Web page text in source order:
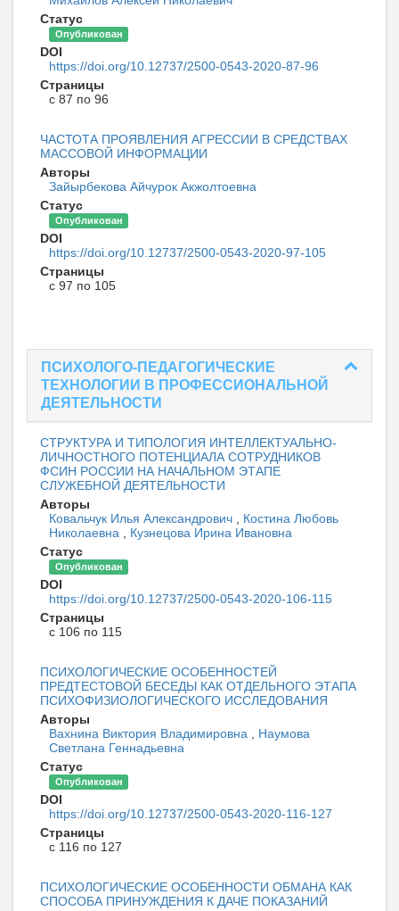
Статус
Опубликован
DOI
https://doi.org/10.12737/2500-0543-2020-87-96
Страницы
с 87 по 96
ЧАСТОТА ПРОЯВЛЕНИЯ АГРЕССИИ В СРЕДСТВАХ
МАССОВОЙ ИНФОРМАЦИИ
Авторы
Зайырбекова Айчурок Акжолтоевна
Статус
Опубликован
DOI
https://doi.org/10.12737/2500-0543-2020-97-105
Страницы
с 97 по 105
ПСИХОЛОГО-ПЕДАГОГИЧЕСКИЕ
ТЕХНОЛОГИИ В ПРОФЕССИОНАЛЬНОЙ
ДЕЯТЕЛЬНОСТИ
СТРУКТУРА И ТИПОЛОГИЯ ИНТЕЛЛЕКТУАЛЬНО-
ЛИЧНОСТНОГО ПОТЕНЦИАЛА СОТРУДНИКОВ
ФСИН РОССИИ НА НАЧАЛЬНОМ ЭТАПЕ
СЛУЖЕБНОЙ ДЕЯТЕЛЬНОСТИ
Авторы
Ковальчук Илья Александрович
Костина Любовь
Николаевна
Кузнецова Ирина Ивановна
Статус
Опубликован
DOI
https://doi.org/10.12737/2500-0543-2020-106-115
Страницы
с 106 по 115
ПСИХОЛОГИЧЕСКИЕ ОСОБЕННОСТЕЙ
ПРЕДТЕСТОВОЙ БЕСЕДЫ КАК ОТДЕЛЬНОГО ЭТАПА
ПСИХОФИЗИОЛОГИЧЕСКОГО ИССЛЕДОВАНИЯ
Авторы
Вахнина Виктория Владимировна
Наумова
Светлана Геннадьевна
Статус
Опубликован
DOI
https://doi.org/10.12737/2500-0543-2020-116-127
Страницы
с 116 по 127
ПСИХОЛОГИЧЕСКИЕ ОСОБЕННОСТИ ОБМАНА КАК
СПОСОБА ПРИНУЖДЕНИЯ К ДАЧЕ ПОКАЗАНИЙ